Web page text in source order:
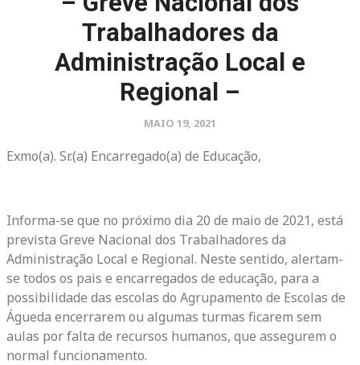
Trabalhadores da
Administração Local e
Regional –
MAIO 19, 2021
Exmo(a). Sr.(a) Encarregado(a) de Educação,
Informa-se que no próximo dia 20 de maio de 2021, está
prevista Greve Nacional dos Trabalhadores da
Administração Local e Regional. Neste sentido, alertam-
se todos os pais e encarregados de educação, para a
possibilidade das escolas do Agrupamento de Escolas de
Águeda encerrarem ou algumas turmas ficarem sem
aulas por falta de recursos humanos, que assegurem o
normal funcionamento.